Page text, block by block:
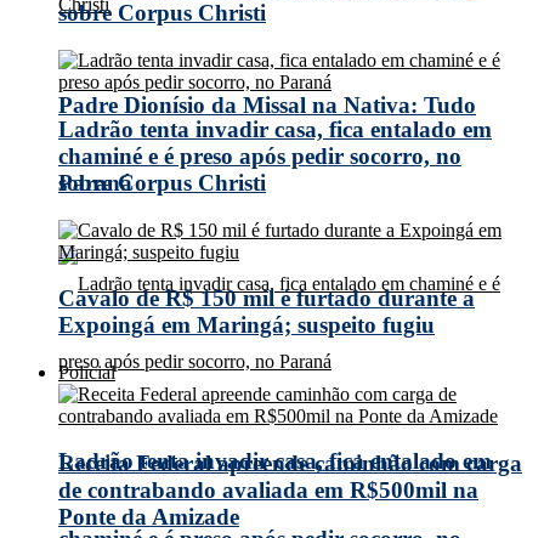
Padre Dionísio da Missal na Nativa: Tudo
sobre Corpus Christi
Ladrão tenta invadir casa, fica entalado em
sobre Corpus Christi
Ladrão tenta invadir casa, fica entalado em
chaminé e é preso após pedir socorro, no
Paraná
Cavalo de R$ 150 mil é furtado durante a
Expoingá em Maringá; suspeito fugiu
Policial
Receita Federal apreende caminhão com carga
de contrabando avaliada em R$500mil na
Ponte da Amizade